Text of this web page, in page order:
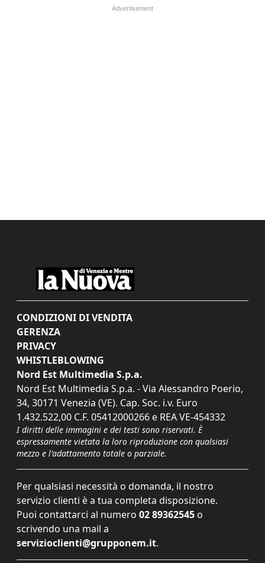
CONDIZIONI DI VENDITA
GERENZA
PRIVACY
WHISTLEBLOWING
Nord Est Multimedia S.p.a.
Nord Est Multimedia S.p.a. - Via Alessandro Poerio,
34, 30171 Venezia (VE). Cap. Soc. i.v. Euro
1.432.522,00 C.F. 05412000266 e REA VE-454332
I diritti delle immagini e dei testi sono riservati. È
espressamente vietata la loro riproduzione con qualsiasi
mezzo e l'adattamento totale o parziale.
Per qualsiasi necessità o domanda, il nostro
servizio clienti è a tua completa disposizione.
Puoi contattarci al numero 02 89362545 o
scrivendo una mail a
servizioclienti@grupponem.it.